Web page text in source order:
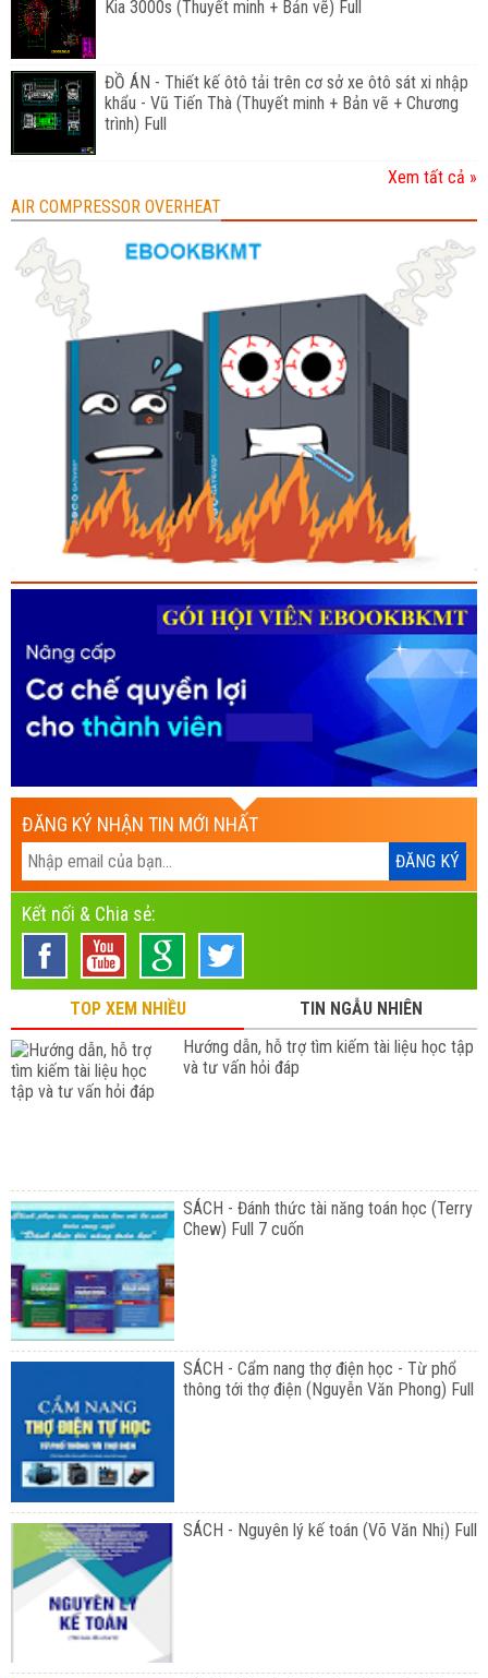
Kia 3000s (Thuyết minh + Bản vẽ) Full
ĐỒ ÁN - Thiết kế ôtô tải trên cơ sở xe ôtô sát xi nhập
khẩu - Vũ Tiến Thà (Thuyết minh + Bản vẽ + Chương
trình) Full
Xem tất cả »
AIR COMPRESSOR OVERHEAT
ĐĂNG KÝ NHẬN TIN MỚI NHẤT
Kết nối & Chia sẻ:
TOP XEM NHIỀU
TIN NGẪU NHIÊN
Hướng dẫn, hỗ trợ tìm kiếm tài liệu học tập
và tư vấn hỏi đáp
SÁCH - Đánh thức tài năng toán học (Terry
Chew) Full 7 cuốn
SÁCH - Cẩm nang thợ điện học - Từ phổ
thông tới thợ điện (Nguyễn Văn Phong) Full
SÁCH - Nguyên lý kế toán (Võ Văn Nhị) Full